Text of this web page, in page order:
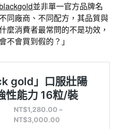
並非單一官方品牌名
同廠商、不同配方，其品質與
麼消費者最常問的不是功效，
不會買到假的？」